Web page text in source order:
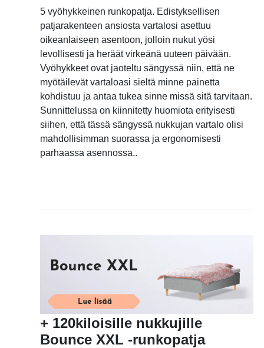
5 vyöhykkeinen runkopatja. Edistyksellisen
patjarakenteen ansiosta vartalosi asettuu
oikeanlaiseen asentoon, jolloin nukut yösi
levollisesti ja heräät virkeänä uuteen päivään.
Vyöhykkeet ovat jaoteltu sängyssä niin, että ne
myötäilevät vartaloasi sieltä minne painetta
kohdistuu ja antaa tukea sinne missä sitä tarvitaan.
Sunnittelussa on kiinnitetty huomiota erityisesti
siihen, että tässä sängyssä nukkujan vartalo olisi
mahdollisimman suorassa ja ergonomisesti
parhaassa asennossa..
+ 120kiloisille nukkujille
Bounce XXL -runkopatja